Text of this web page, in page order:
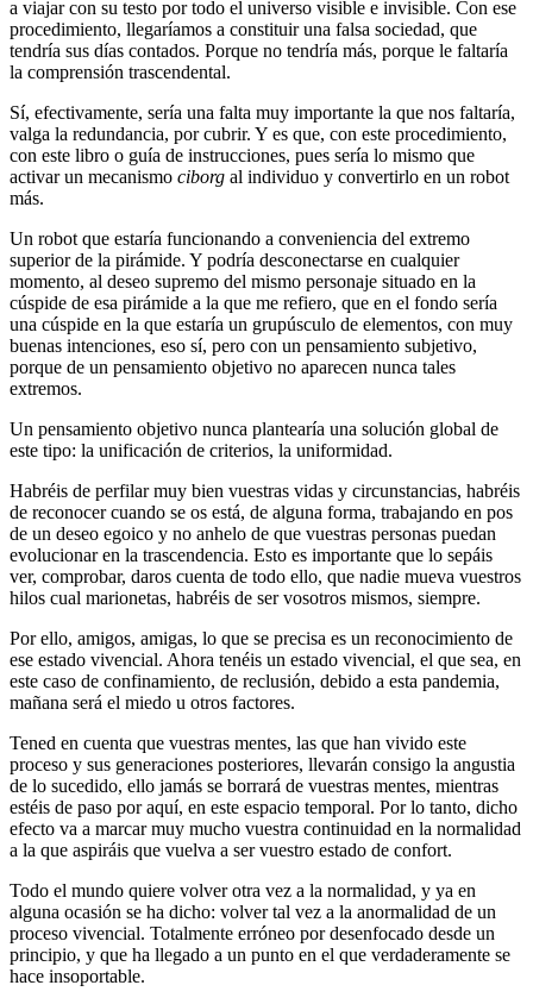
a viajar con su testo por todo el universo visible e invisible. Con ese
procedimiento, llegaríamos a constituir una falsa sociedad, que
tendría sus días contados. Porque no tendría más, porque le faltaría
la comprensión trascendental.
Sí, efectivamente, sería una falta muy importante la que nos faltaría,
valga la redundancia, por cubrir. Y es que, con este procedimiento,
con este libro o guía de instrucciones, pues sería lo mismo que
activar un mecanismo ciborg al individuo y convertirlo en un robot
más.
Un robot que estaría funcionando a conveniencia del extremo
superior de la pirámide. Y podría desconectarse en cualquier
momento, al deseo supremo del mismo personaje situado en la
cúspide de esa pirámide a la que me refiero, que en el fondo sería
una cúspide en la que estaría un grupúsculo de elementos, con muy
buenas intenciones, eso sí, pero con un pensamiento subjetivo,
porque de un pensamiento objetivo no aparecen nunca tales
extremos.
Un pensamiento objetivo nunca plantearía una solución global de
este tipo: la unificación de criterios, la uniformidad.
Habréis de perfilar muy bien vuestras vidas y circunstancias, habréis
de reconocer cuando se os está, de alguna forma, trabajando en pos
de un deseo egoico y no anhelo de que vuestras personas puedan
evolucionar en la trascendencia. Esto es importante que lo sepáis
ver, comprobar, daros cuenta de todo ello, que nadie mueva vuestros
hilos cual marionetas, habréis de ser vosotros mismos, siempre.
Por ello, amigos, amigas, lo que se precisa es un reconocimiento de
ese estado vivencial. Ahora tenéis un estado vivencial, el que sea, en
este caso de confinamiento, de reclusión, debido a esta pandemia,
mañana será el miedo u otros factores.
Tened en cuenta que vuestras mentes, las que han vivido este
proceso y sus generaciones posteriores, llevarán consigo la angustia
de lo sucedido, ello jamás se borrará de vuestras mentes, mientras
estéis de paso por aquí, en este espacio temporal. Por lo tanto, dicho
efecto va a marcar muy mucho vuestra continuidad en la normalidad
a la que aspiráis que vuelva a ser vuestro estado de confort.
Todo el mundo quiere volver otra vez a la normalidad, y ya en
alguna ocasión se ha dicho: volver tal vez a la anormalidad de un
proceso vivencial. Totalmente erróneo por desenfocado desde un
principio, y que ha llegado a un punto en el que verdaderamente se
hace insoportable.